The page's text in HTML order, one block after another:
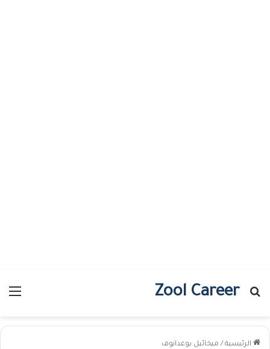
Zool Career
بحث عن
الرئيسية / ميخائيل بوغدانوف